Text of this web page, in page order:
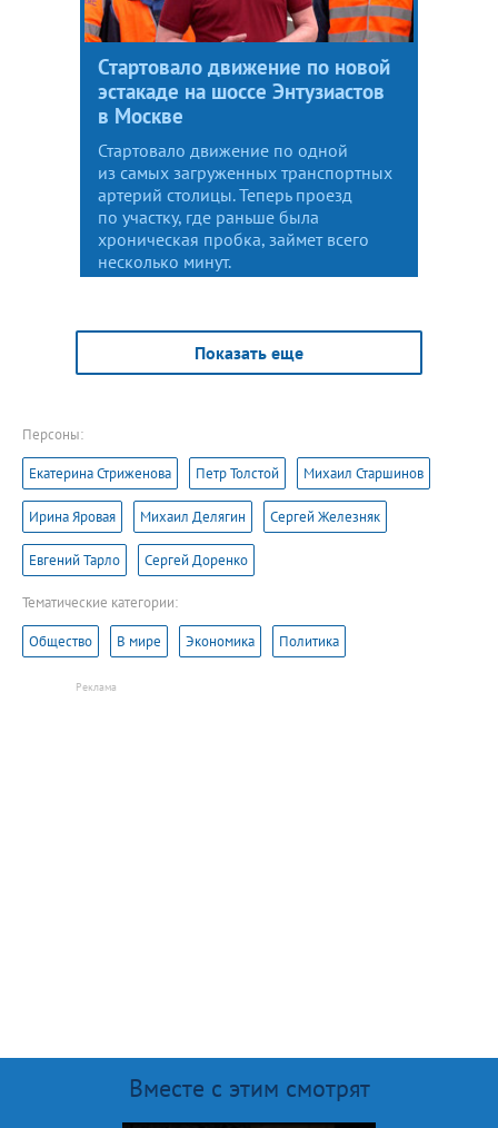
Стартовало движение по новой
эстакаде на шоссе Энтузиастов
в Москве
Стартовало движение по одной
из самых загруженных транспортных
артерий столицы. Теперь проезд
по участку, где раньше была
хроническая пробка, займет всего
несколько минут.
Показать еще
Персоны:
Екатерина Стриженова Петр Толстой Михаил Старшинов
Ирина Яровая Михаил Делягин Сергей Железняк
Евгений Тарло Сергей Доренко
Тематические категории:
Общество В мире Экономика Политика
Вместе с этим смотрят